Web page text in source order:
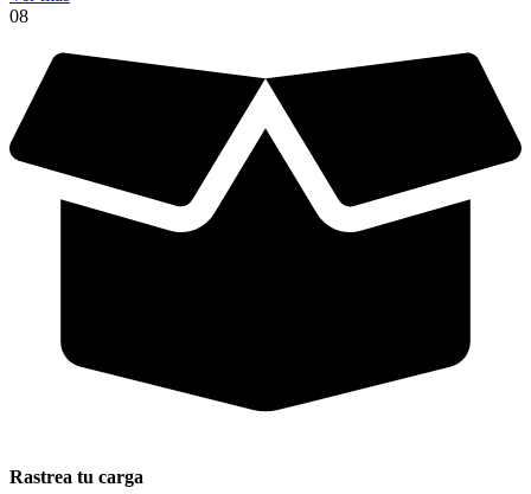
08
Rastrea tu carga